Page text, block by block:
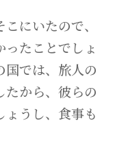
にいたので、
たことでしょ
国では、旅人の
たから、彼らの
ょうし、食事も